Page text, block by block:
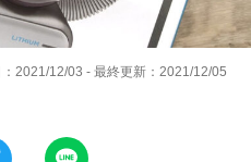
2021/12/03 - 最終更新：2021/12/05